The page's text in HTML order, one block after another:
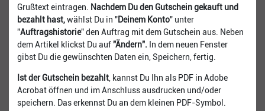
Grußtext eintragen.
Nachdem Du den Gutschein gekauft und
bezahlt hast,wählst Du in "Deinem Konto" unter
"Auftragshistorie" den Auftrag mit dem Gutschein aus. Neben
dem Artikel klickst Du auf"Ändern". In dem neuen Fenster
gibst Du die gewünschten Daten ein, Speichern, fertig.
Ist der Gutschein bezahlt , kannst Du Ihn als PDF in Adobe
Acrobat öffnen und im Anschluss ausdrucken und/oder
speichern. Das erkennst Du an dem kleinen PDF-Symbol.